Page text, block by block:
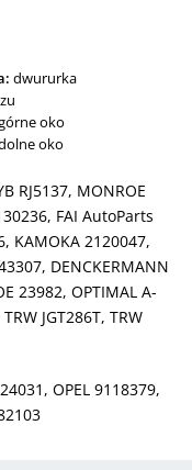
dwururka
oko
oko
RJ5137, MONROE
FAI AutoParts
KAMOKA 2120047,
DENCKERMANN
23982, OPTIMAL A-
JGT286T, TRW
OPEL 9118379,